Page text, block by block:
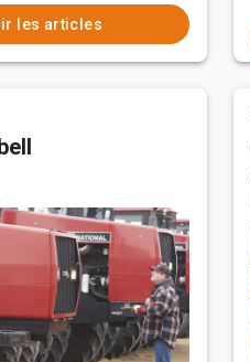
les articles